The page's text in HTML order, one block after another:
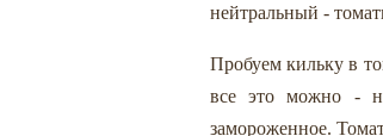
нейтральный -
Пробуем кильку в
все это можно -
замороженное.